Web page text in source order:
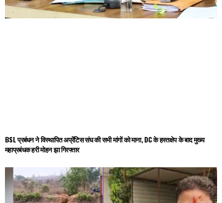
BSL प्रबंधन ने विस्थापित अप्रेंटिस संघ की सभी मांगों को माना, DC के हस्तक्षेप के बाद मुख्य
महाप्रबंधक हरी मोहन झा गिरफ्तार